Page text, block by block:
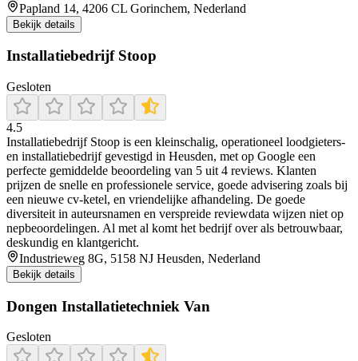
Papland 14, 4206 CL Gorinchem, Nederland
Bekijk details
Installatiebedrijf Stoop
Gesloten
4.5
Installatiebedrijf Stoop is een kleinschalig, operationeel loodgieters-
en installatiebedrijf gevestigd in Heusden, met op Google een
perfecte gemiddelde beoordeling van 5 uit 4 reviews. Klanten
prijzen de snelle en professionele service, goede advisering zoals bij
een nieuwe cv-ketel, en vriendelijke afhandeling. De goede
diversiteit in auteursnamen en verspreide reviewdata wijzen niet op
nepbeoordelingen. Al met al komt het bedrijf over als betrouwbaar,
deskundig en klantgericht.
Industrieweg 8G, 5158 NJ Heusden, Nederland
Bekijk details
Dongen Installatietechniek Van
Gesloten